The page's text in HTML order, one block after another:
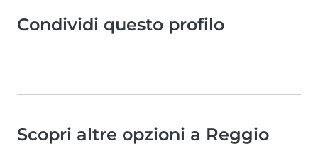
Condividi questo profilo
Scopri altre opzioni a Reggio